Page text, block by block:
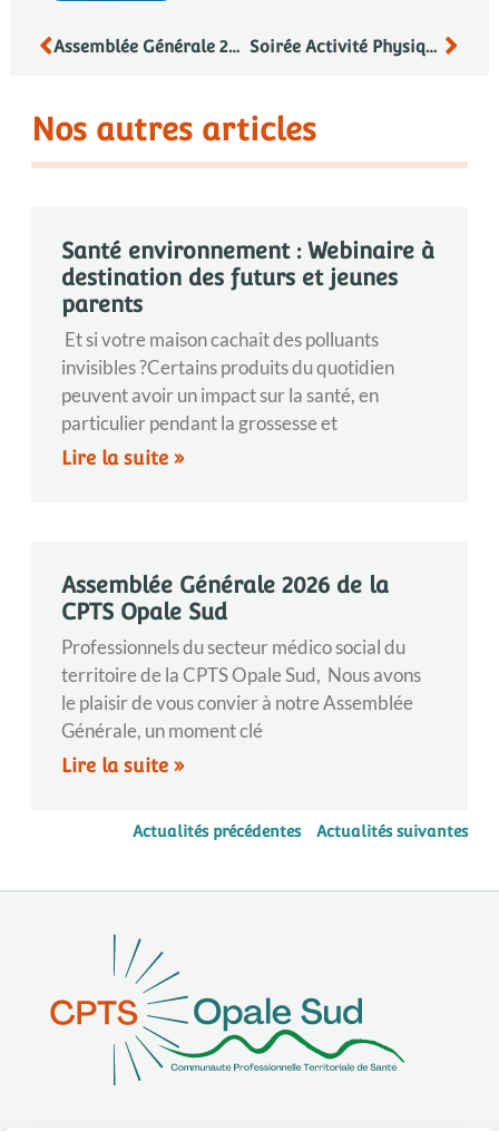
Assemblée Générale 2026 de la CPTS Opale Sud Soirée Activité Physique Adaptée (APA) le 29 septembre
Nos autres articles
Santé environnement : Webinaire à
destination des futurs et jeunes
parents
Et si votre maison cachait des polluants
invisibles ?Certains produits du quotidien
peuvent avoir un impact sur la santé, en
particulier pendant la grossesse et
Lire la suite »
Assemblée Générale 2026 de la
CPTS Opale Sud
Professionnels du secteur médico social du
territoire de la CPTS Opale Sud, Nous avons
le plaisir de vous convier à notre Assemblée
Générale, un moment clé
Lire la suite »
Actualités précédentes Actualités suivantes